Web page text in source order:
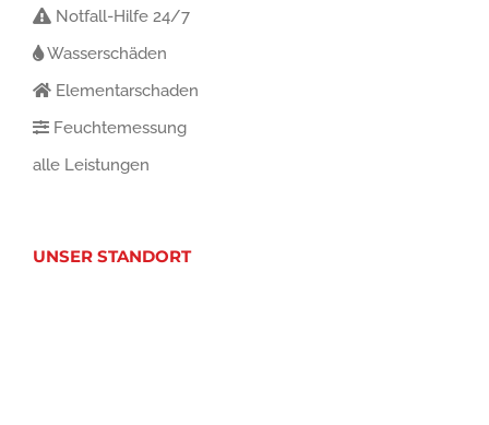
Notfall-Hilfe 24/7
Wasserschäden
Elementarschaden
Feuchtemessung
alle Leistungen
UNSER STANDORT